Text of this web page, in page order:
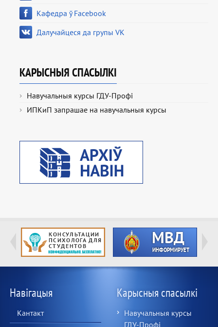
Кафедра ў Facebook
Далучайцеся да групы VK
КАРЫСНЫЯ СПАСЫЛКІ
Навучальныя курсы ГДУ-Профі
ИПКиП запрашае на навучальныя курсы
Навігацыя
Кантакт
Карысныя спасылкі
Навучальныя курсы
ГДУ-Профі